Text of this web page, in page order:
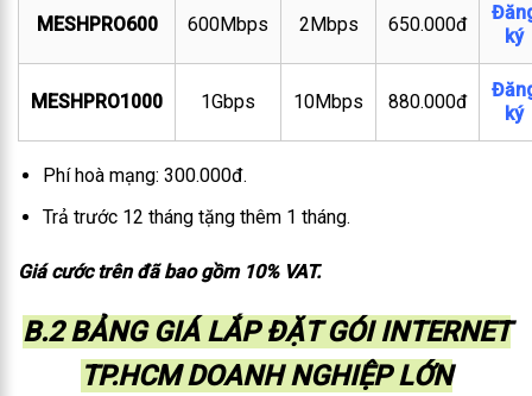
MESHPRO600 600Mbps 2Mbps 650.000đ
ký
MESHPRO1000 1Gbps 10Mbps 880.000đ
ký
Phí hoà mạng: 300.000đ.
Trả trước 12 tháng tặng thêm 1 tháng.
Giá cước trên đã bao gồm 10% VAT.
B.2 BẢNG GIÁ LẮP ĐẶT GÓI INTERNET
TP.HCM DOANH NGHIỆP LỚN